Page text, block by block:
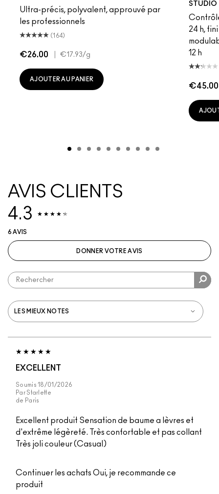
Ultra-précis, polyvalent, approuvé par
les professionnels
(164)
€26.00 €17.93/g
AJOUTER AU PANIER
STUDIO
24 h,
12 h
€45.00
AVIS CLIENTS
4.3
6 AVIS
DONNER VOTRE AVIS
EXCELLENT
Soumis18/01/2026
Par Starlette
de Paris
Excellent produit Sensation de baume a lèvres et
d'extrême légèreté. Très confortable et pas collant
Très joli couleur (Casual)
Continuer les achats Oui, je recommande ce
produit